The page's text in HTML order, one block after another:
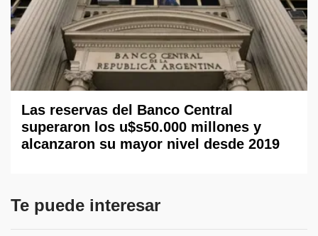
Las reservas del Banco Central
superaron los u$s50.000 millones y
alcanzaron su mayor nivel desde 2019
Te puede interesar